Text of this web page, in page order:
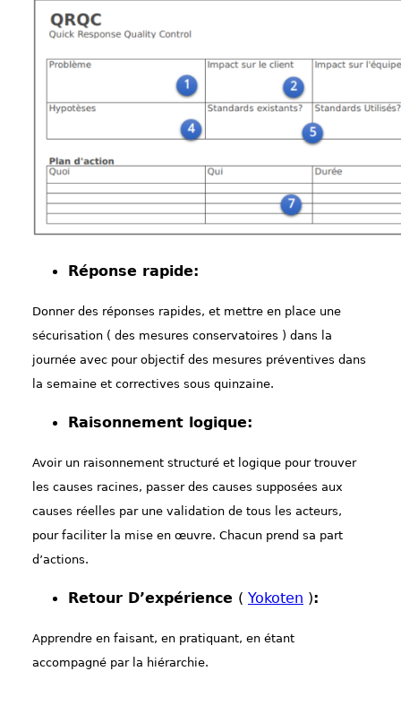
Réponse rapide:
Donner des réponses rapides, et mettre en place une
sécurisation ( des mesures conservatoires ) dans la
journée avec pour objectif des mesures préventives dans
la semaine et correctives sous quinzaine.
Raisonnement logique:
Avoir un raisonnement structuré et logique pour trouver
les causes racines, passer des causes supposées aux
causes réelles par une validation de tous les acteurs,
pour faciliter la mise en œuvre. Chacun prend sa part
d’actions.
Retour D’expérience ( Yokoten ):
Apprendre en faisant, en pratiquant, en étant
accompagné par la hiérarchie.